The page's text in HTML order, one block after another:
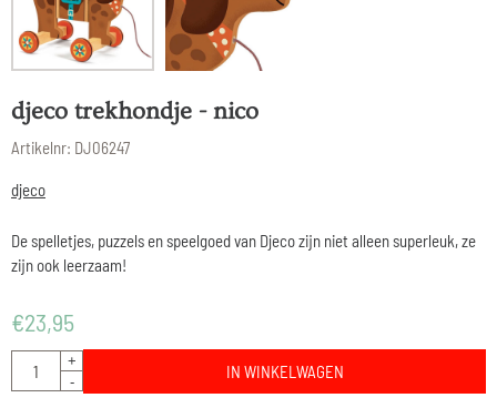
djeco trekhondje - nico
Artikelnr: DJ06247
djeco
De spelletjes, puzzels en speelgoed van Djeco zijn niet alleen superleuk, ze
zijn ook leerzaam!
€23,95
Aantal
+
-
IN WINKELWAGEN